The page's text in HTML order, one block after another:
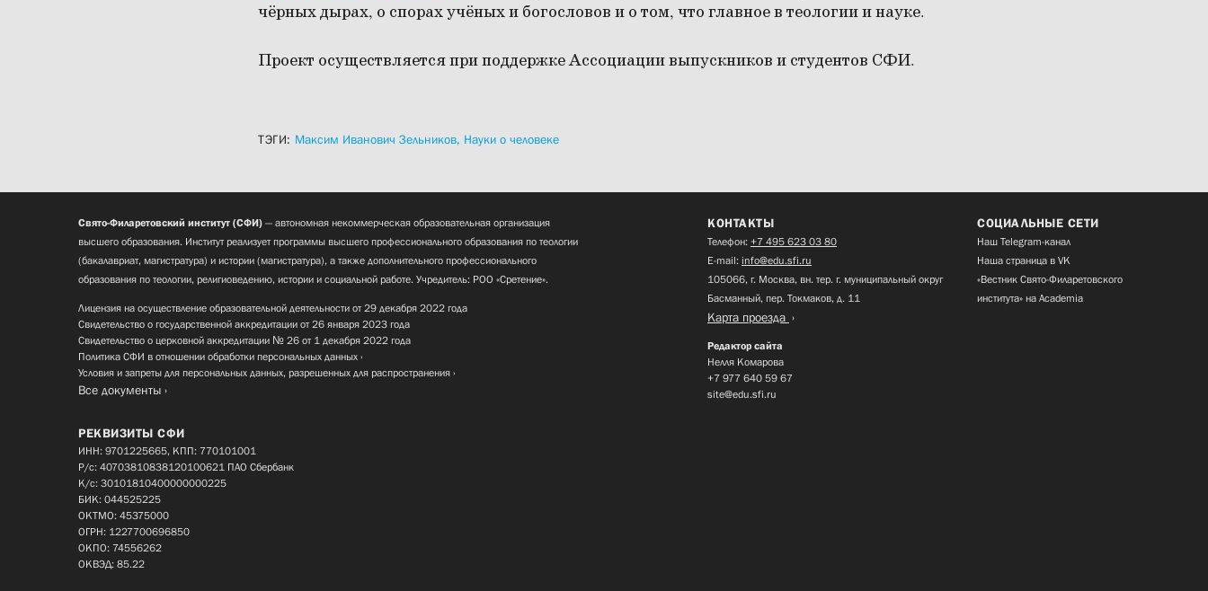
чёрных дырах, о спорах учёных и богословов и о том, что главное в теологии и науке.
Проект осуществляется при поддержке Ассоциации выпускников и студентов СФИ.
ТЭГИ: Максим Иванович Зельников, Науки о человеке
Свято-Филаретовский институт (СФИ) — автономная некоммерческая образовательная организация
высшего образования. Институт реализует программы высшего профессионального образования по теологии
(бакалавриат, магистратура) и истории (магистратура), а также дополнительного профессионального
образования по теологии, религиоведению, истории и социальной работе. Учредитель: РОО «Сретение».
Лицензия на осуществление образовательной деятельности от 29 декабря 2022 года
Свидетельство о государственной аккредитации от 26 января 2023 года
Свидетельство о церковной аккредитации № 26 от 1 декабря 2022 года
Политика СФИ в отношении обработки персональных данных
Условия и запреты для персональных данных, разрешенных для распространения
Все документы
КОНТАКТЫ
Телефон: +7 495 623 03 80
E-mail: info@edu.sfi.ru
105066, г. Москва, вн. тер. г. муниципальный округ
Басманный, пер. Токмаков, д. 11
Карта проезда
Редактор сайта
Нелля Комарова
+7 977 640 59 67
site@edu.sfi.ru
СОЦИАЛЬНЫЕ СЕТИ
Наш Telegram-канал
Наша страница в VK
«Вестник Свято-Филаретовского
института» на Academia
РЕКВИЗИТЫ СФИ
ИНН: 9701225665, КПП: 770101001
Р/с: 40703810838120100621 ПАО Сбербанк
К/с: 30101810400000000225
БИК: 044525225
ОКТМО: 45375000
ОГРН: 1227700696850
ОКПО: 74556262
ОКВЭД: 85.22